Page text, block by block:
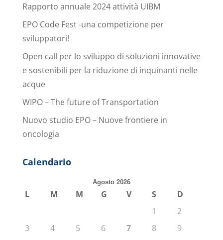
Rapporto annuale 2024 attività UIBM
EPO Code Fest -una competizione per
sviluppatori!
Open call per lo sviluppo di soluzioni innovative
e sostenibili per la riduzione di inquinanti nelle
acque
WIPO – The future of Transportation
Nuovo studio EPO – Nuove frontiere in
oncologia
Calendario
Agosto 2026
L M M G V S
D
1
2
3
4 5 6 7 8
9